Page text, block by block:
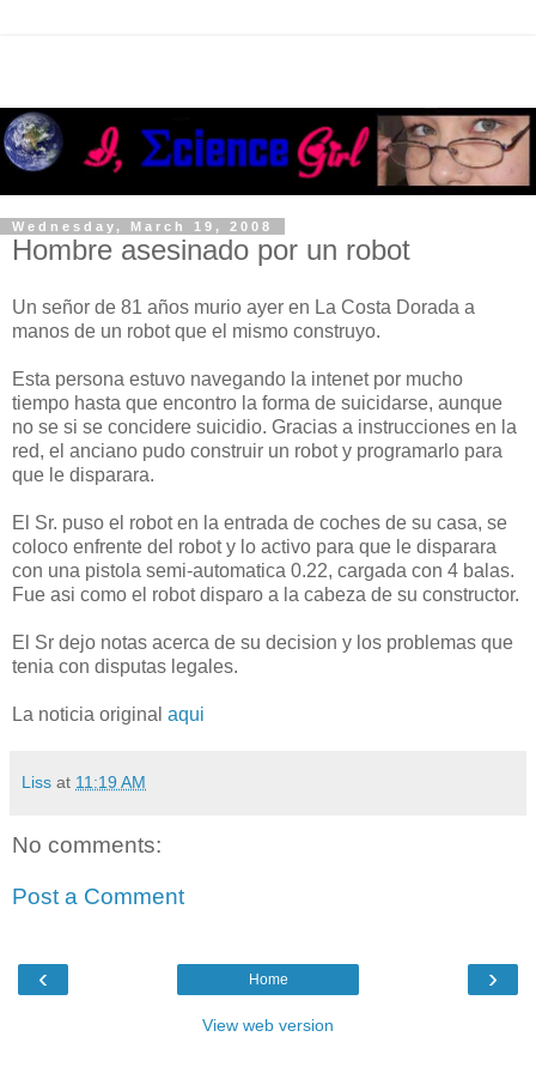
Wednesday, March 19, 2008
Hombre asesinado por un robot
Un señor de 81 años murio ayer en La Costa Dorada a
manos de un robot que el mismo construyo.
Esta persona estuvo navegando la intenet por mucho
tiempo hasta que encontro la forma de suicidarse, aunque
no se si se concidere suicidio. Gracias a instrucciones en la
red, el anciano pudo construir un robot y programarlo para
que le disparara.
El Sr. puso el robot en la entrada de coches de su casa, se
coloco enfrente del robot y lo activo para que le disparara
con una pistola semi-automatica 0.22, cargada con 4 balas.
Fue asi como el robot disparo a la cabeza de su constructor.
El Sr dejo notas acerca de su decision y los problemas que
tenia con disputas legales.
La noticia original aqui
Liss at 11:19 AM
No comments:
Post a Comment
‹ ›
Home
View web version